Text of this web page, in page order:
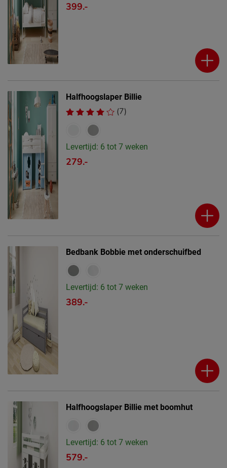
399.-
Halfhoogslaper Billie
(7)
Levertijd: 6 tot 7 weken
279.-
Bedbank Bobbie met onderschuifbed
Levertijd: 6 tot 7 weken
389.-
Halfhoogslaper Billie met boomhut
Levertijd: 6 tot 7 weken
579.-